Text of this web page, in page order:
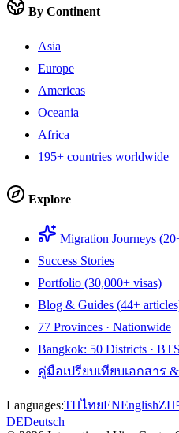
By Continent
Asia
Europe
Americas
Oceania
Africa
195+ countries worldwide
Explore
Migration Journeys
Success Stories
Portfolio (30,000+ visas)
Blog & Guides (44+
77 Provinces · Nationwide
Bangkok: 50 Districts ·
คู่มือเปรียบเทียบเอกสาร
Languages:THไทยENEnglishZH
DEDeutsch